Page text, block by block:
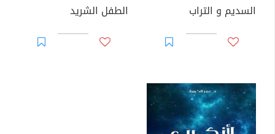
السديم و التراب الطفل الشريد